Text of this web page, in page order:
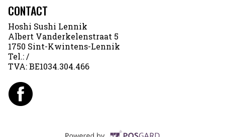
CONTACT
Hoshi Sushi Lennik
Albert Vanderkelenstraat 5
1750 Sint-Kwintens-Lennik
Tel.:/
TVA:BE1034.304.466